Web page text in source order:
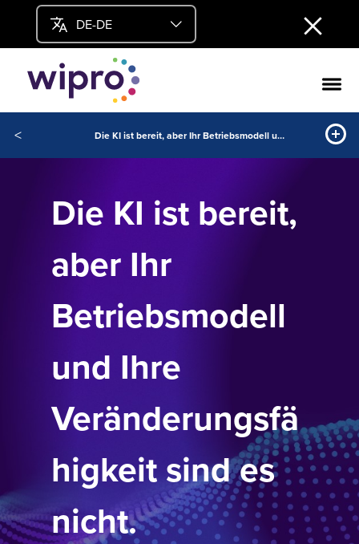
DE-DE
< Die KI ist bereit, aber Ihr Betriebsmodell und Ihre Veränderungsfähigkeit sind es nicht.
Die KI ist bereit,
aber Ihr
Betriebsmodell
und Ihre
Veränderungsfä
higkeit sind es
nicht.